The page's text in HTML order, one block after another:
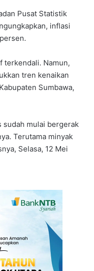
Pusat Statistik
inflasi
terkendali. Namun,
tren kenaikan
Sumbawa,
sudah mulai bergerak
Terutama minyak
Selasa, 12 Mei